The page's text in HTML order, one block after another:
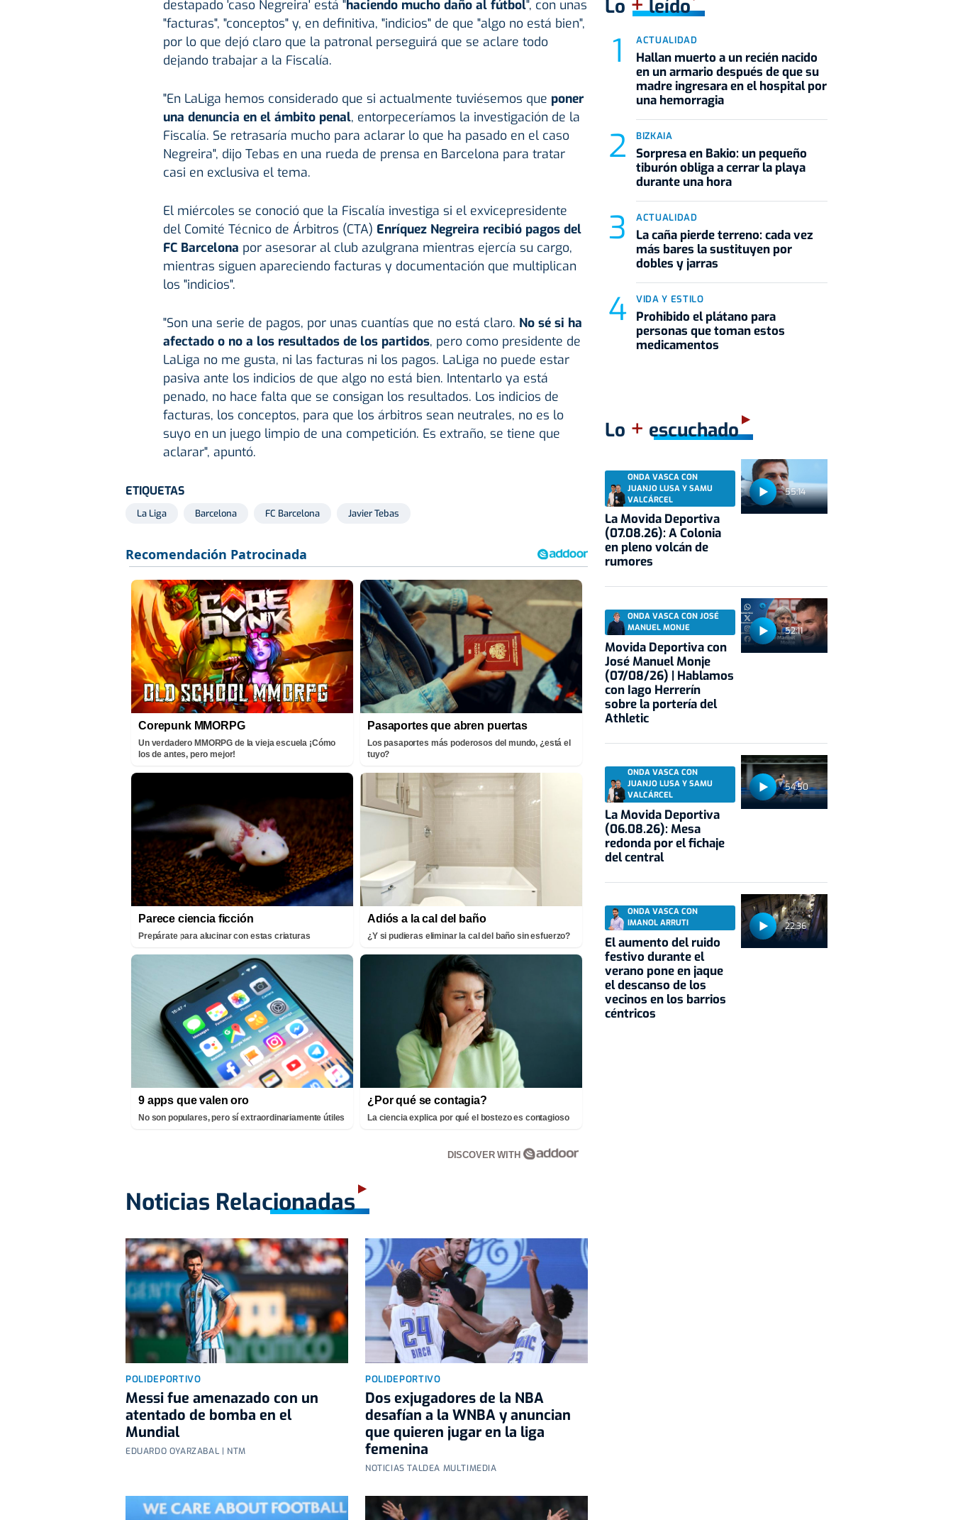
destapado 'caso Negreira' está "haciendo mucho daño al fútbol", con unas
"facturas", "conceptos" y, en definitiva, "indicios" de que "algo no está bien",
por lo que dejó claro que la patronal perseguirá que se aclare todo
dejando trabajar a la Fiscalía.
"En LaLiga hemos considerado que si actualmente tuviésemos que poner
una denuncia en el ámbito penal, entorpeceríamos la investigación de la
Fiscalía. Se retrasaría mucho para aclarar lo que ha pasado en el caso
Negreira", dijo Tebas en una rueda de prensa en Barcelona para tratar
casi en exclusiva el tema.
El miércoles se conoció que la Fiscalía investiga si el exvicepresidente
del Comité Técnico de Árbitros (CTA) Enríquez Negreira recibió pagos del
FC Barcelona por asesorar al club azulgrana mientras ejercía su cargo,
mientras siguen apareciendo facturas y documentación que multiplican
los "indicios".
"Son una serie de pagos, por unas cuantías que no está claro. No sé si ha
afectado o no a los resultados de los partidos, pero como presidente de
LaLiga no me gusta, ni las facturas ni los pagos. LaLiga no puede estar
pasiva ante los indicios de que algo no está bien. Intentarlo ya está
penado, no hace falta que se consigan los resultados. Los indicios de
facturas, los conceptos, para que los árbitros sean neutrales, no es lo
suyo en un juego limpio de una competición. Es extraño, se tiene que
aclarar", apuntó.
ETIQUETAS
La Liga Barcelona FC Barcelona Javier Tebas
Corepunk MMORPG
Un verdadero MMORPG de la vieja escuela ¡Cómo
los de antes, pero mejor!
Pasaportes que abren puertas
Los pasaportes más poderosos del mundo, ¿está el
tuyo?
Parece ciencia ficción
Prepárate para alucinar con estas criaturas
Adiós a la cal del baño
¿Y si pudieras eliminar la cal del baño sin esfuerzo?
9 apps que valen oro
No son populares, pero sí extraordinariamente útiles
¿Por qué se contagia?
La ciencia explica por qué el bostezo es contagioso
DISCOVER WITH
Noticias Relacionadas
POLIDEPORTIVO
Messi fue amenazado con un
atentado de bomba en el
Mundial
EDUARDO OYARZABAL | NTM
POLIDEPORTIVO
Dos exjugadores de la NBA
desafían a la WNBA y anuncian
que quieren jugar en la liga
femenina
NOTICIAS TALDEA MULTIMEDIA
Lo leído
ACTUALIDAD
Hallan muerto a un recién nacido
en un armario después de que su
madre ingresara en el hospital por
una hemorragia
BIZKAIA
Sorpresa en Bakio: un pequeño
tiburón obliga a cerrar la playa
durante una hora
ACTUALIDAD
La caña pierde terreno: cada vez
más bares la sustituyen por
dobles y jarras
VIDA Y ESTILO
Prohibido el plátano para
personas que toman estos
medicamentos
Lo + escuchado
55:14
ONDA VASCA CON
JUANJO LUSA Y SAMU
VALCÁRCEL
La Movida Deportiva
(07.08.26): A Colonia
en pleno volcán de
rumores
52:11
ONDA VASCA CON JOSÉ
MANUEL MONJE
Movida Deportiva con
José Manuel Monje
(07/08/26) | Hablamos
con Iago Herrerín
sobre la portería del
Athletic
54:50
ONDA VASCA CON
JUANJO LUSA Y SAMU
VALCÁRCEL
La Movida Deportiva
(06.08.26): Mesa
redonda por el fichaje
del central
22:36
ONDA VASCA CON
IMANOL ARRUTI
El aumento del ruido
festivo durante el
verano pone en jaque
el descanso de los
vecinos en los barrios
céntricos